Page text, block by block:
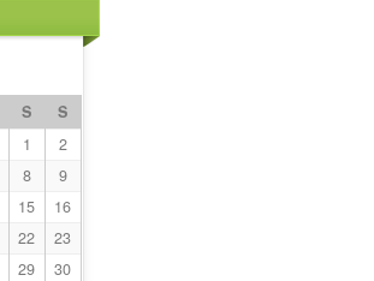
S
S
1
2
8
9
15
16
22
23
29
30